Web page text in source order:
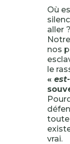
Où
aller ?
nos
le
«
toute
vrai.